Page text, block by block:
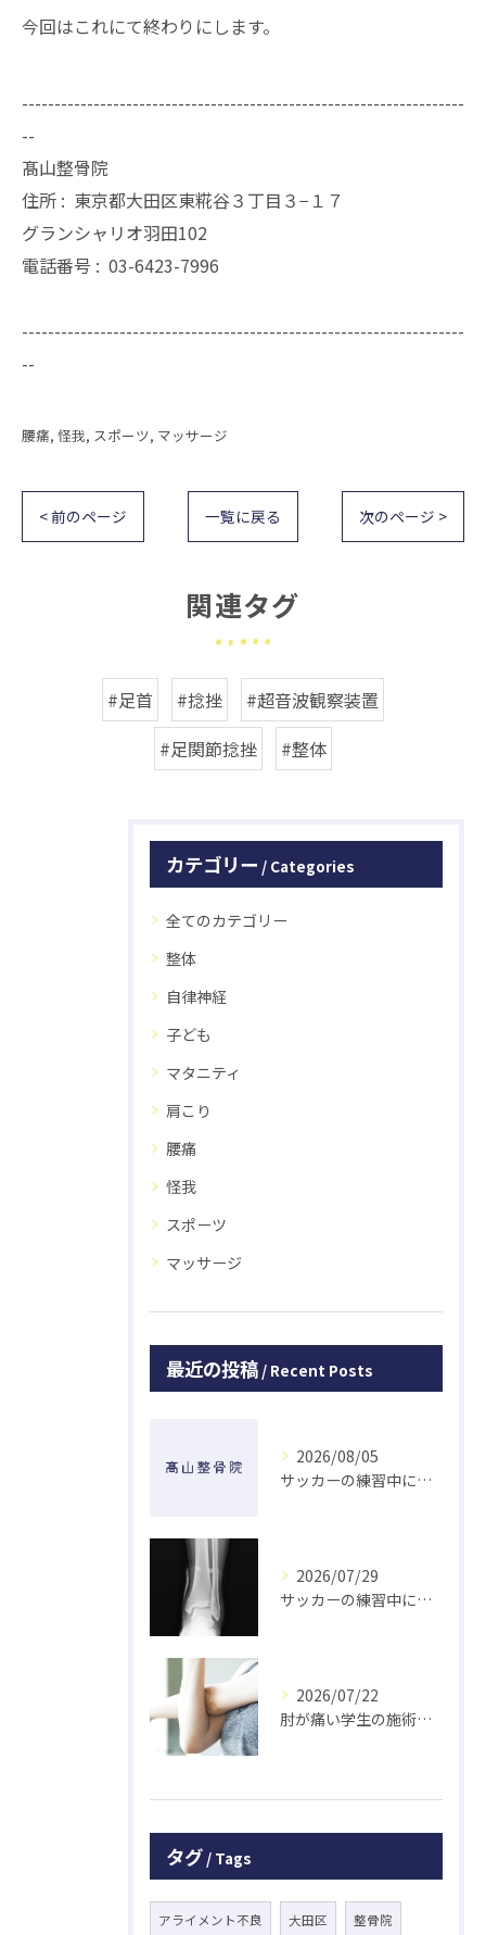
今回はこれにて終わりにします。
--------------------------------------------------------------------
--
髙山整骨院
住所 : 東京都大田区東糀谷３丁目３−１７
グランシャリオ羽田102
電話番号 : 03-6423-7996
--------------------------------------------------------------------
--
腰痛 怪我 スポーツ マッサージ
< 前のページ 一覧に戻る 次のページ >
関連タグ
#足首 #捻挫
#超音波観察装置
#足関節捻挫
#整体
カテゴリー Categories
全てのカテゴリー
整体
自律神経
子ども
マタニティ
肩こり
腰痛
怪我
スポーツ
マッサージ
最近の投稿 Recent Posts
2026/08/05
サッカーの練習中に指を突き指して怪我した学生の初回対応と施術 大鳥居にある整骨院
2026/07/29
サッカーの練習中に足の怪我をした学生の初回対応と施術 大鳥居にある整骨院
2026/07/22
肘が痛い学生の施術 大鳥居にある整骨院
タグ Tags
アライメント不良 大田区 整骨院